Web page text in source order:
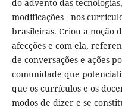
do advento das
modificações nos
brasileiras. Criou a noção
afecções e com ela,
de conversações e ações
comunidade que
que os currículos e os
modos de dizer e se